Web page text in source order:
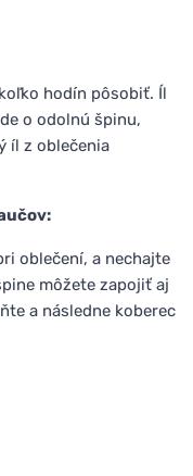
hodín pôsobiť. Íl
o odolnú špinu,
íl z oblečenia
oblečení, a nechajte
môžete zapojiť aj
a následne koberec